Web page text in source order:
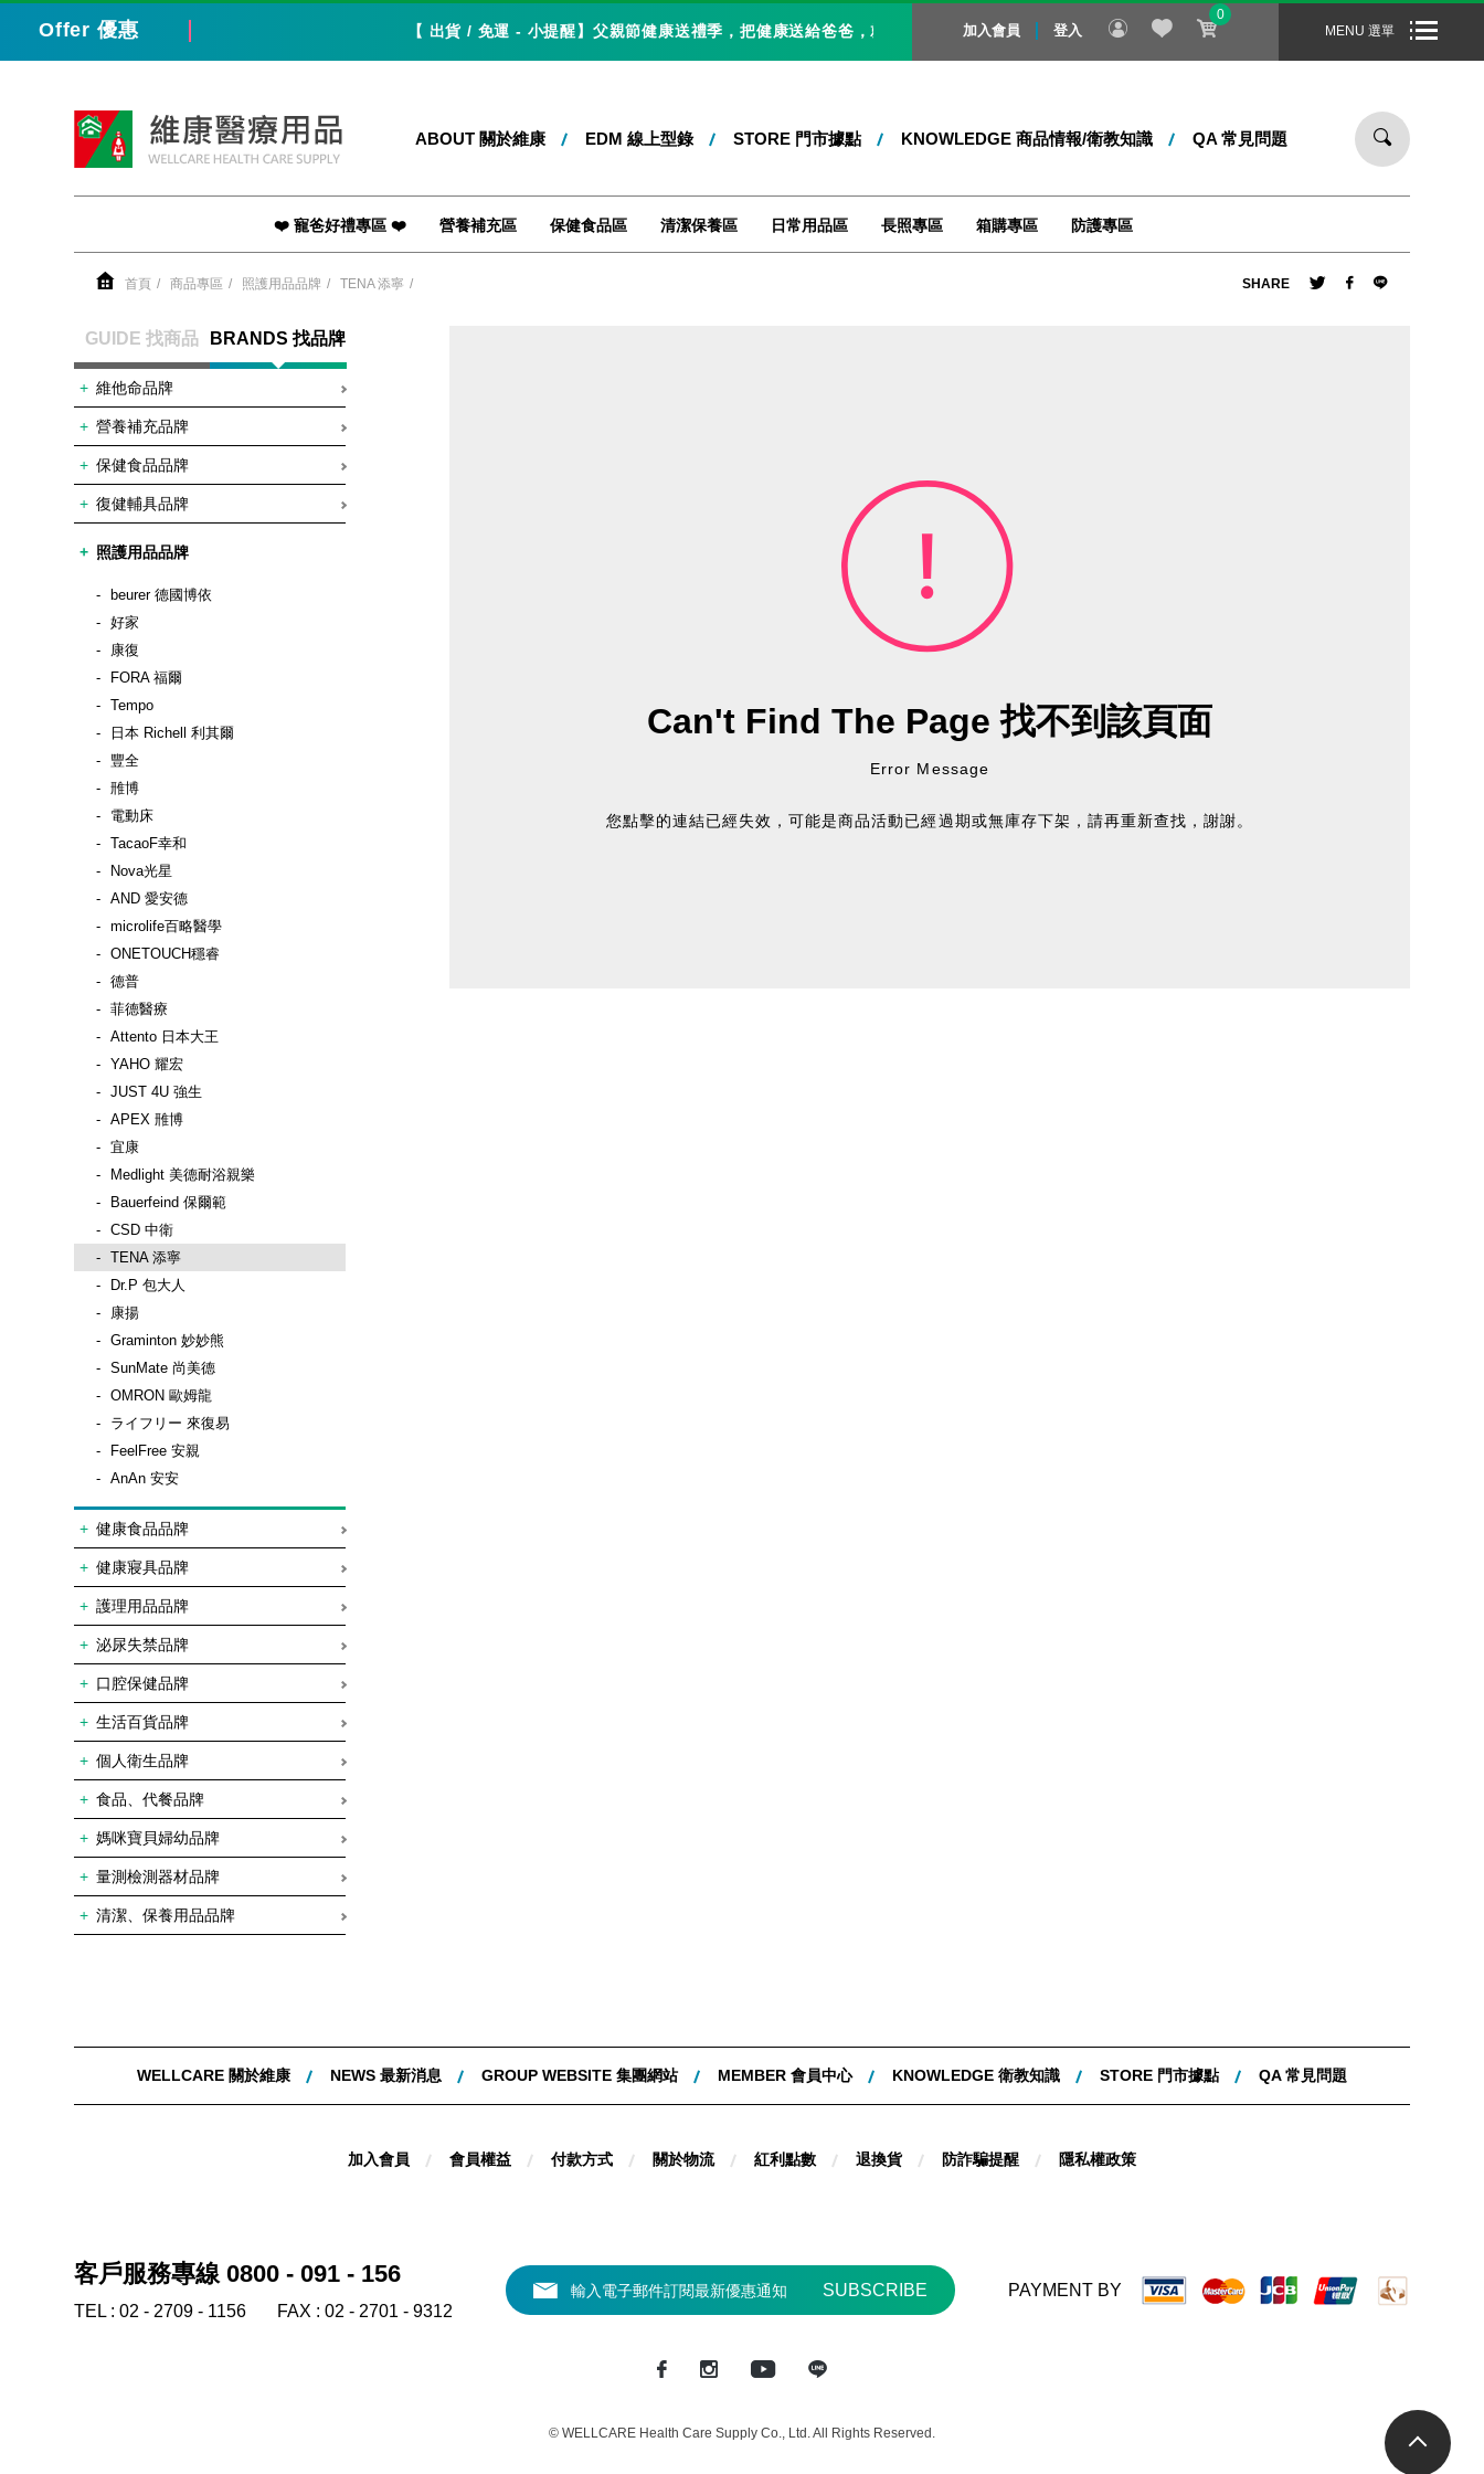
Offer 優惠 【 出貨 / 免運 - 小提醒】父親節健康送禮季，把健康送給爸爸，就是最好的父親節禮物！即日起 ～ 8/31 止，全站消費滿 1000 元，即享免運宅配到
加入會員 登入
0
MENU 選單
ABOUT 關於維康
EDM 線上型錄 STORE 門市據點 KNOWLEDGE 商品情報/衛教知識 QA 常見問題
❤️ 寵爸好禮專區 ❤️ 營養補充區 保健食品區 清潔保養區 日常用品區 長照專區 箱購專區 防護專區
首頁 商品專區 照護用品品牌 TENA 添寧 SHARE
GUIDE 找商品 BRANDS 找品牌
維他命品牌
營養補充品牌
保健食品品牌
復健輔具品牌
照護用品品牌
beurer 德國博依
好家
康復
FORA 福爾
Tempo
日本 Richell 利其爾
豐全
雃博
電動床
TacaoF幸和
Nova光星
AND 愛安德
microlife百略醫學
ONETOUCH穩睿
德普
菲德醫療
Attento 日本大王
YAHO 耀宏
JUST 4U 強生
APEX 雃博
宜康
Medlight 美德耐浴親樂
Bauerfeind 保爾範
CSD 中衛
TENA 添寧
Dr.P 包大人
康揚
Graminton 妙妙熊
SunMate 尚美德
OMRON 歐姆龍
ライフリー 來復易
FeelFree 安親
AnAn 安安
健康食品品牌
健康寢具品牌
護理用品品牌
泌尿失禁品牌
口腔保健品牌
生活百貨品牌
個人衛生品牌
食品、代餐品牌
媽咪寶貝婦幼品牌
量測檢測器材品牌
清潔、保養用品品牌
Can't Find The Page找不到該頁面
Error Message
您點擊的連結已經失效，可能是商品活動已經過期或無庫存下架，請再重新查找，謝謝。
WELLCARE 關於維康 NEWS 最新消息 GROUP WEBSITE 集團網站 MEMBER 會員中心 KNOWLEDGE 衛教知識 STORE 門市據點 QA 常見問題
加入會員 會員權益 付款方式 關於物流 紅利點數 退換貨 防詐騙提醒 隱私權政策
客戶服務專線 0800 - 091 - 156
TEL : 02 - 2709 - 1156 FAX : 02 - 2701 - 9312
PAYMENT BY
© WELLCARE Health Care Supply Co., Ltd. All Rights Reserved.